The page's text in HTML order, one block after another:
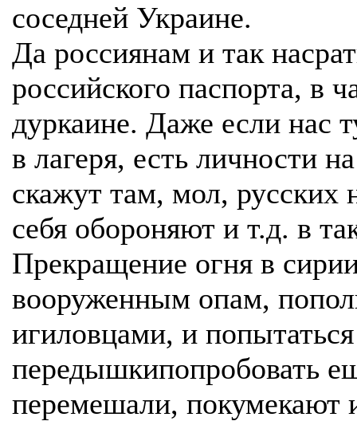
соседней Украине.
Да россиянам и так
российского паспорта, в
дуркаине. Даже если нас
в лагеря, есть личности
скажут там, мол, русских
себя обороняют и т.д. в
Прекращение огня в
вооруженным опам,
игиловцами, и
передышкипопробовать
перемешали, покумекают